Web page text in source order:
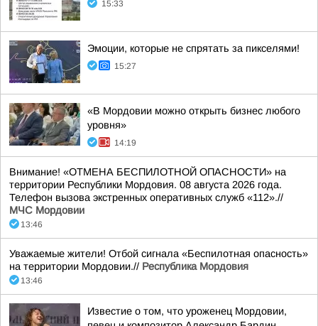
15:33
Эмоции, которые не спрятать за пикселями!
15:27
«В Мордовии можно открыть бизнес любого
уровня»
14:19
Внимание! «ОТМЕНА БЕСПИЛОТНОЙ ОПАСНОСТИ» на
территории Республики Мордовия. 08 августа 2026 года.
Телефон вызова экстренных оперативных служб «112».//
МЧС Мордовии
13:46
Уважаемые жители! Отбой сигнала «Беспилотная опасность»
на территории Мордовии.// Республика Мордовия
13:46
Известие о том, что уроженец Мордовии,